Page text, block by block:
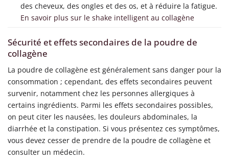
des cheveux, des ongles et des os, et à réduire la fatigue.
En savoir plus sur le shake intelligent au collagène
Sécurité et effets secondaires de la poudre de
collagène
La poudre de collagène est généralement sans danger pour la
consommation ; cependant, des effets secondaires peuvent
survenir, notamment chez les personnes allergiques à
certains ingrédients. Parmi les effets secondaires possibles,
on peut citer les nausées, les douleurs abdominales, la
diarrhée et la constipation. Si vous présentez ces symptômes,
vous devez cesser de prendre de la poudre de collagène et
consulter un médecin.